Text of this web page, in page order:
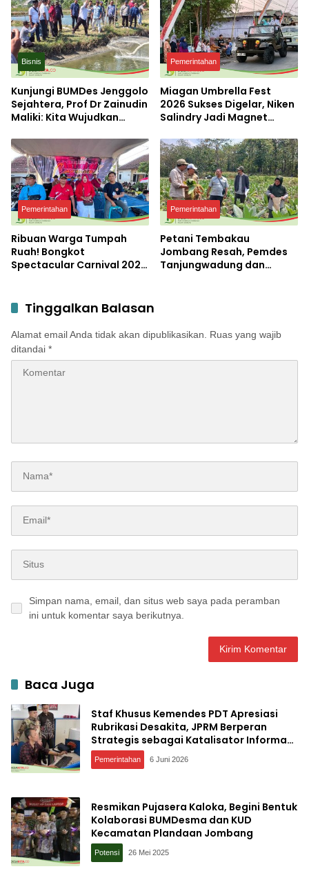
Bisnis
Kunjungi BUMDes Jenggolo
Sejahtera, Prof Dr Zainudin
Maliki: Kita Wujudkan
dengan Potensi Desa
Pemerintahan
Miagan Umbrella Fest
2026 Sukses Digelar, Niken
Salindry Jadi Magnet
Pemerintahan
Ribuan Warga Tumpah
Ruah! Bongkot
Spectacular Carnival 2026
Pemerintahan
Petani Tembakau
Jombang Resah, Pemdes
Tanjungwadung dan
Tinggalkan Balasan
Alamat email Anda tidak akan dipublikasikan.
Ruas yang wajib
ditandai *
Simpan nama, email, dan situs web saya pada peramban
ini untuk komentar saya berikutnya.
Baca Juga
Staf Khusus Kemendes PDT Apresiasi
Rubrikasi Desakita, JPRM Berperan
Strategis sebagai Katalisator Informasi
Menyukseskan Program Desa
Pemerintahan 6 Juni 2026
Resmikan Pujasera Kaloka, Begini Bentuk
Kolaborasi BUMDesma dan KUD
Kecamatan Plandaan Jombang
Potensi 26 Mei 2025